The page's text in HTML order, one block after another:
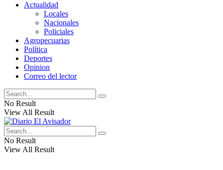
Actualidad
Locales
Nacionales
Policiales
Agropecuarias
Política
Deportes
Opinion
Correo del lector
No Result
View All Result
No Result
View All Result